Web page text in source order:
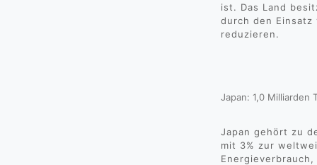
ist. Das Land
durch den Einsatz
reduzieren.
Japan: 1,0 Milliarden
Japan gehört zu
mit 3% zur